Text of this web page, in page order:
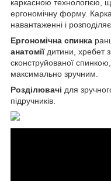
каркасною технологією,
ергономічну форму.
навантаженні і
Ергономічна спинка
анатоміїдитини, хребет
сконструйованої
максимально зручним.
Розділювачі для
підручників.